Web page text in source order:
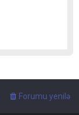
Forumu yenilə